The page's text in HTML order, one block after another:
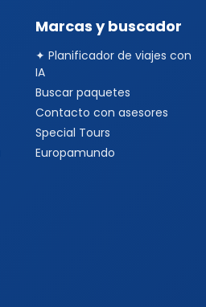
Marcas y buscador
✦ Planificador de viajes con
IA
Buscar paquetes
Contacto con asesores
Special Tours
Europamundo